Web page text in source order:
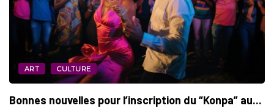
ART CULTURE
Bonnes nouvelles pour l’inscription du “Konpa” au...